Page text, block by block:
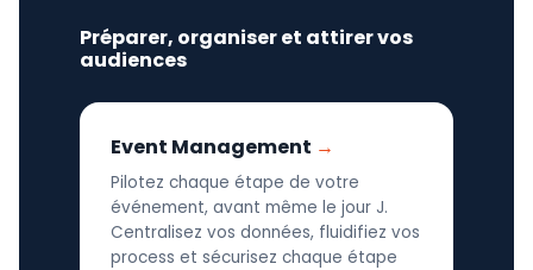
Préparer, organiser et attirer vos
audiences
Event Management
Pilotez chaque étape de votre
événement, avant même le jour J.
Centralisez vos données, fluidifiez vos
process et sécurisez chaque étape